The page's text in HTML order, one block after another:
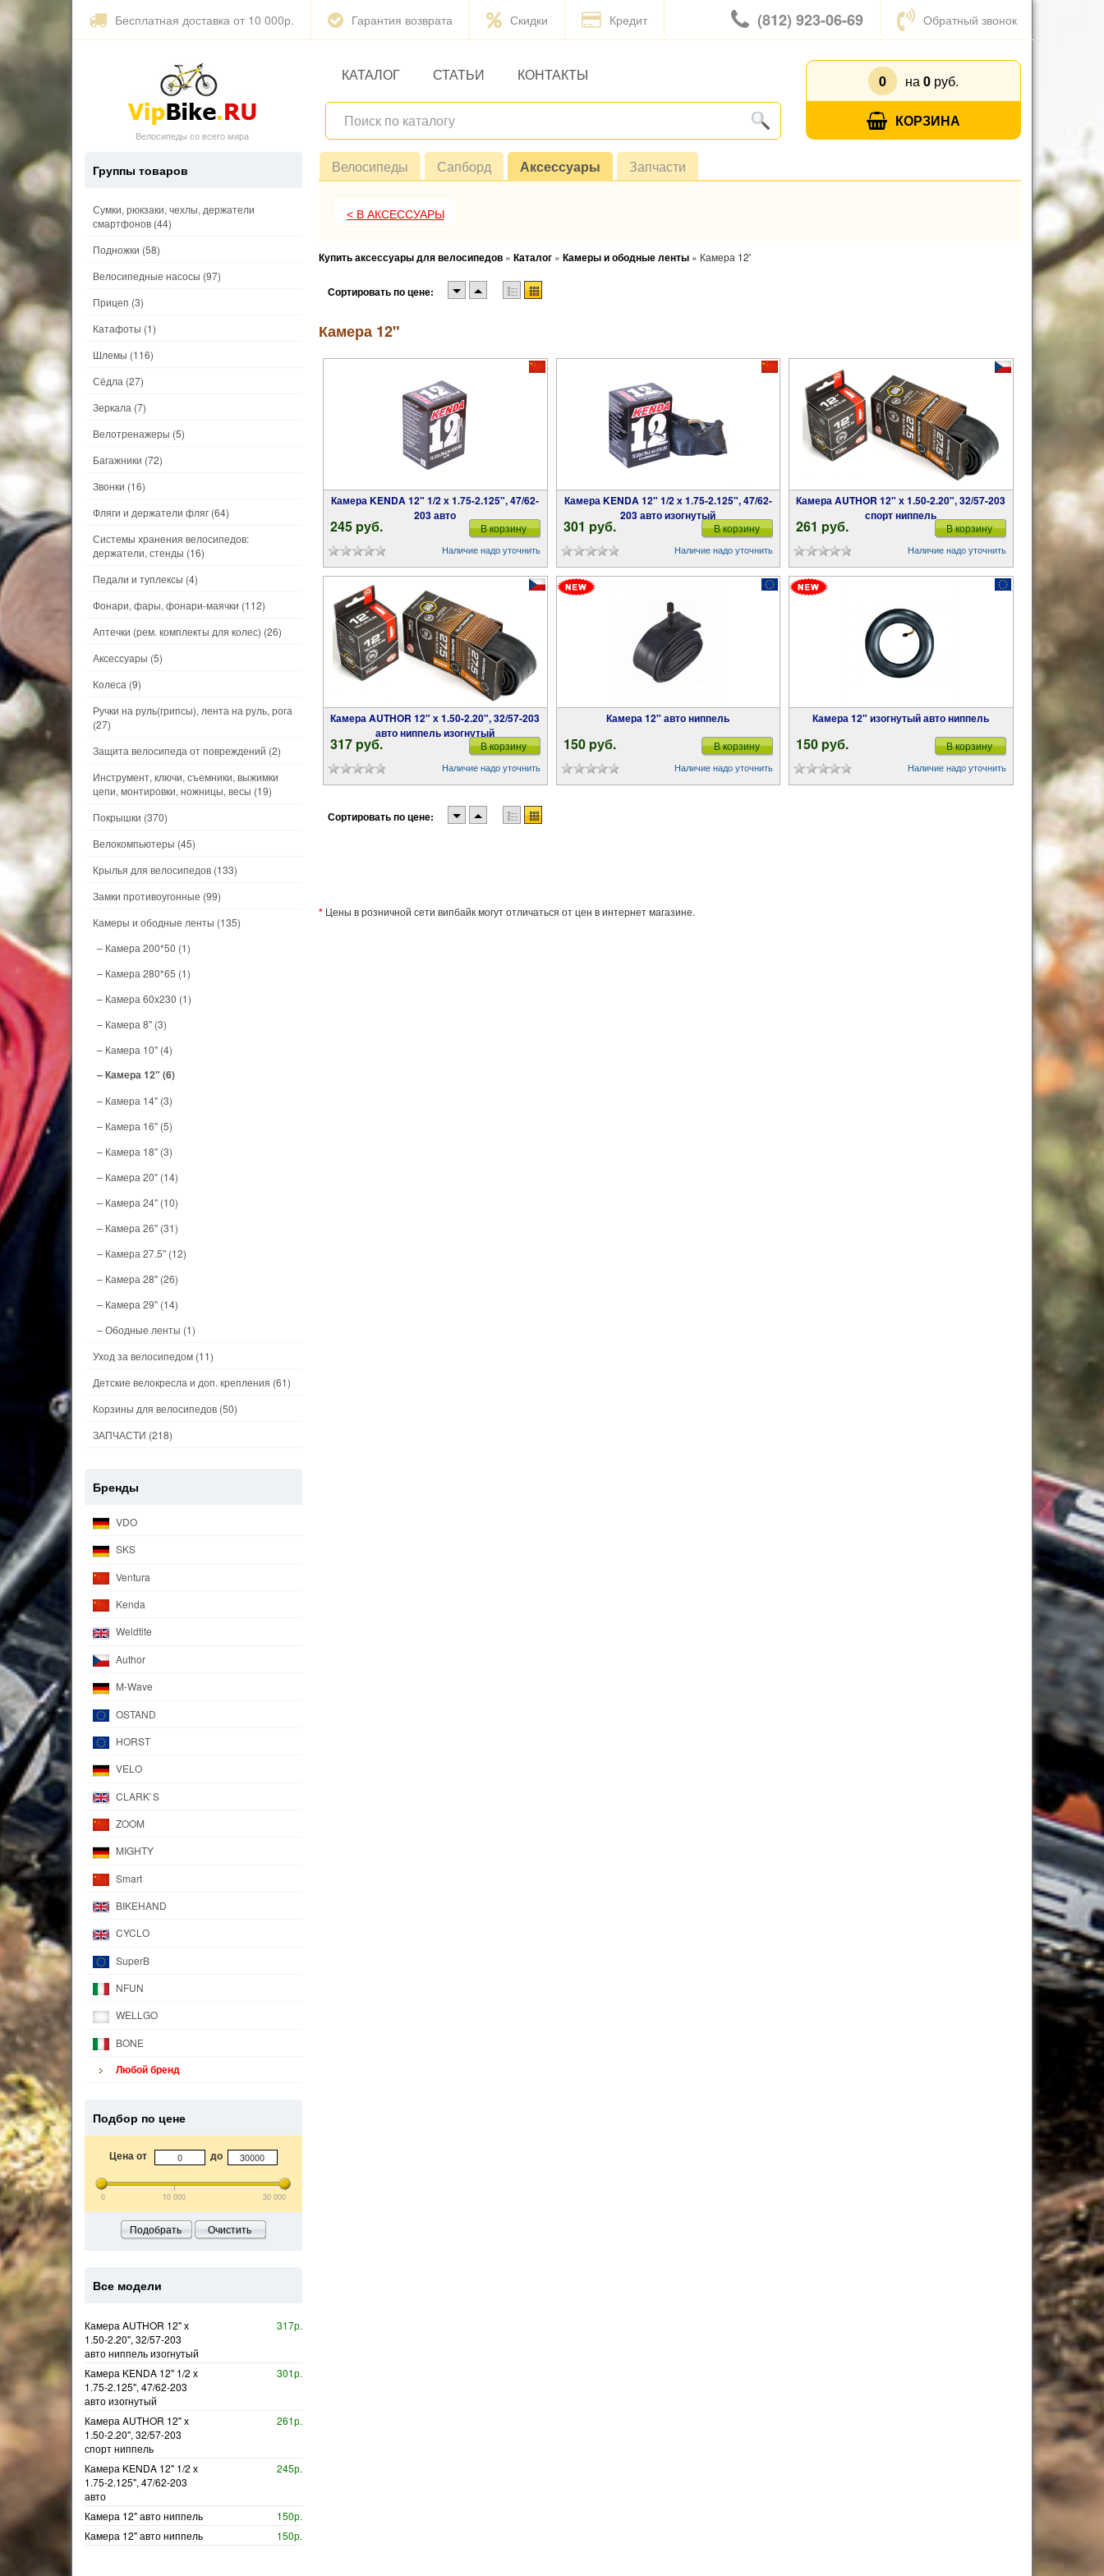
Бесплатная доставка от 10 000р. Гарантия возврата Скидки Кредит (812) 923-06-69 Обратный звонок
Велосипеды со всего мира
КАТАЛОГ СТАТЬИ КОНТАКТЫ 0 на 0руб.
КОРЗИНА
Велосипеды Сапборд Аксессуары Запчасти
< В АКСЕССУАРЫ
Купить аксессуары для велосипедов » Каталог » Камеры и ободные ленты » Камера 12'
Сортировать по цене:
Камера 12"
Камера KENDA 12" 1/2 х 1.75-2.125", 47/62-
203 авто
245 pуб. В корзину
Наличие надо уточнить
Камера KENDA 12" 1/2 х 1.75-2.125", 47/62-
203 авто изогнутый
301 pуб. В корзину
Наличие надо уточнить
Камера AUTHOR 12" х 1.50-2.20", 32/57-203
спорт ниппель
261 pуб. В корзину
Наличие надо уточнить
Камера AUTHOR 12" х 1.50-2.20", 32/57-203
авто ниппель изогнутый
317 pуб. В корзину
Наличие надо уточнить
Камера 12" авто ниппель
150 pуб. В корзину
Наличие надо уточнить
Камера 12" изогнутый авто ниппель
150 pуб. В корзину
Наличие надо уточнить
Сортировать по цене:
* Цены в розничной сети випбайк могут отличаться от цен в интернет магазине.
Группы товаров
Сумки, рюкзаки, чехлы, держатели
смартфонов (44)
Подножки (58)
Велосипедные насосы (97)
Прицеп (3)
Катафоты (1)
Шлемы (116)
Сёдла (27)
Зеркала (7)
Велотренажеры (5)
Багажники (72)
Звонки (16)
Фляги и держатели фляг (64)
Системы хранения велосипедов:
держатели, стенды (16)
Педали и туплексы (4)
Фонари, фары, фонари-маячки (112)
Аптечки (рем. комплекты для колес) (26)
Аксессуары (5)
Колеса (9)
Ручки на руль(грипсы), лента на руль, рога
(27)
Защита велосипеда от повреждений (2)
Инструмент, ключи, съемники, выжимки
цепи, монтировки, ножницы, весы (19)
Покрышки (370)
Велокомпьютеры (45)
Крылья для велосипедов (133)
Замки противоугонные (99)
Камеры и ободные ленты (135)
– Камера 200*50 (1)
– Камера 280*65 (1)
– Камера 60x230 (1)
– Камера 8" (3)
– Камера 10" (4)
– Камера 12" (6)
– Камера 14" (3)
– Камера 16" (5)
– Камера 18" (3)
– Камера 20" (14)
– Камера 24" (10)
– Камера 26" (31)
– Камера 27.5" (12)
– Камера 28" (26)
– Камера 29" (14)
– Ободные ленты (1)
Уход за велосипедом (11)
Детские велокресла и доп. крепления (61)
Корзины для велосипедов (50)
ЗАПЧАСТИ (218)
Бренды
VDO
SKS
Ventura
Kenda
Weldtite
Author
M-Wave
OSTAND
HORST
VELO
CLARK`S
ZOOM
MIGHTY
Smart
BIKEHAND
CYCLO
SuperB
NFUN
WELLGO
BONE
Любой бренд
Подбор по цене
Цена от до
0 10 000 30 000
Подобрать Очистить
Все модели
Камера AUTHOR 12" х
1.50-2.20", 32/57-203
авто ниппель изогнутый
317р.
Камера KENDA 12" 1/2 х
1.75-2.125", 47/62-203
авто изогнутый
301р.
Камера AUTHOR 12" х
1.50-2.20", 32/57-203
спорт ниппель
261р.
Камера KENDA 12" 1/2 х
1.75-2.125", 47/62-203
авто
245р.
Камера 12" авто ниппель
150р.
Камера 12" авто ниппель
150р.